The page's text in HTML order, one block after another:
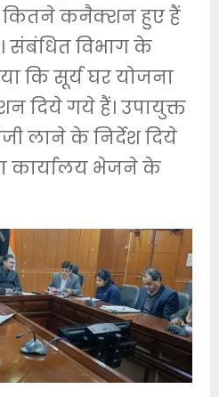
कनैक्शन हुए हैं
संबंधित विभाग के
कि सूर्य घर योजना
दिये गये हैं। उपायुक्त
लाने के निर्देश दिये
कार्यालय भेजने के